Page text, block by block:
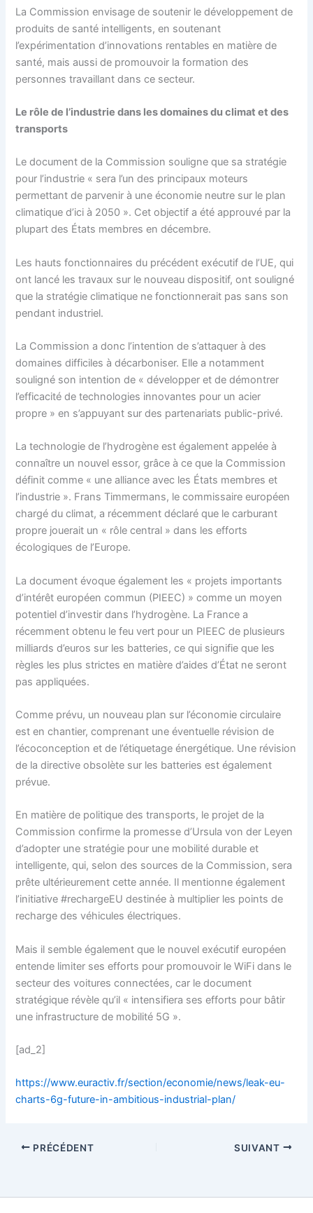
La Commission envisage de soutenir le développement de
produits de santé intelligents, en soutenant
l’expérimentation d’innovations rentables en matière de
santé, mais aussi de promouvoir la formation des
personnes travaillant dans ce secteur.
Le rôle de l’industrie dans les domaines du climat et des
transports
Le document de la Commission souligne que sa stratégie
pour l’industrie « sera l’un des principaux moteurs
permettant de parvenir à une économie neutre sur le plan
climatique d’ici à 2050 ». Cet objectif a été approuvé par la
plupart des États membres en décembre.
Les hauts fonctionnaires du précédent exécutif de l’UE, qui
ont lancé les travaux sur le nouveau dispositif, ont souligné
que la stratégie climatique ne fonctionnerait pas sans son
pendant industriel.
La Commission a donc l’intention de s’attaquer à des
domaines difficiles à décarboniser. Elle a notamment
souligné son intention de « développer et de démontrer
l’efficacité de technologies innovantes pour un acier
propre » en s’appuyant sur des partenariats public-privé.
La technologie de l’hydrogène est également appelée à
connaître un nouvel essor, grâce à ce que la Commission
définit comme « une alliance avec les États membres et
l’industrie ». Frans Timmermans, le commissaire européen
chargé du climat, a récemment déclaré que le carburant
propre jouerait un « rôle central » dans les efforts
écologiques de l’Europe.
La document évoque également les « projets importants
d’intérêt européen commun (PIEEC) » comme un moyen
potentiel d’investir dans l’hydrogène. La France a
récemment obtenu le feu vert pour un PIEEC de plusieurs
milliards d’euros sur les batteries, ce qui signifie que les
règles les plus strictes en matière d’aides d’État ne seront
pas appliquées.
Comme prévu, un nouveau plan sur l’économie circulaire
est en chantier, comprenant une éventuelle révision de
l’écoconception et de l’étiquetage énergétique. Une révision
de la directive obsolète sur les batteries est également
prévue.
En matière de politique des transports, le projet de la
Commission confirme la promesse d’Ursula von der Leyen
d’adopter une stratégie pour une mobilité durable et
intelligente, qui, selon des sources de la Commission, sera
prête ultérieurement cette année. Il mentionne également
l’initiative #rechargeEU destinée à multiplier les points de
recharge des véhicules électriques.
Mais il semble également que le nouvel exécutif européen
entende limiter ses efforts pour promouvoir le WiFi dans le
secteur des voitures connectées, car le document
stratégique révèle qu’il « intensifiera ses efforts pour bâtir
une infrastructure de mobilité 5G ».
[ad_2]
https://www.euractiv.fr/section/economie/news/leak-eu-
charts-6g-future-in-ambitious-industrial-plan/
PRÉCÉDENT SUIVANT